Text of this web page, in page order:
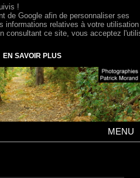
MENU
!
de Google afin de personnaliser ses
informations relatives à votre
consultant ce site, vous acceptez
EN SAVOIR PLUS